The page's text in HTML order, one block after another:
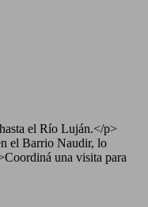
el Río Luján.</p>
el Barrio Naudir, lo
una visita para